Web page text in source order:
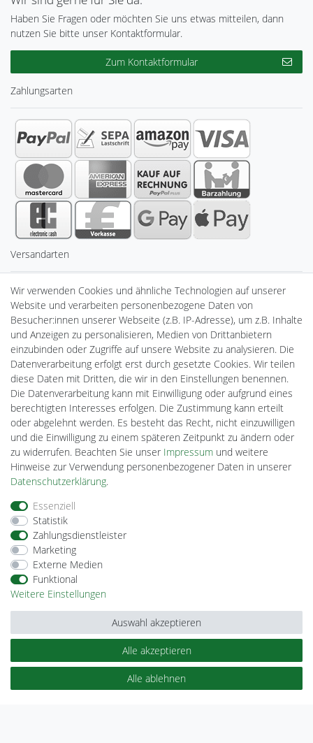
Haben Sie Fragen oder möchten Sie uns etwas mitteilen, dann
nutzen Sie bitte unser Kontaktformular.
Zum Kontaktformular
Zahlungsarten
Versandarten
Sicherheit
Powered by
Plentino-Shop
gAGaLamp
Drohnenstore24
Batteriespeicher
PlentiSolar
Gebrauchtlicht
Ledkauf
DEYESOLAR
Lightech Connect
CardanLight Europe
FORTIMO LEDs
Cardanlight-Shop
Wallbox24
Impressum Daten­schutz­erklärung AGB
Wir verwenden Cookies und ähnliche Technologien auf unserer
Website und verarbeiten personenbezogene Daten von
Besucher:innen unserer Webseite (z.B. IP-Adresse), um z.B. Inhalte
und Anzeigen zu personalisieren, Medien von Drittanbietern
einzubinden oder Zugriffe auf unsere Website zu analysieren. Die
Datenverarbeitung erfolgt erst durch gesetzte Cookies. Wir teilen
diese Daten mit Dritten, die wir in den Einstellungen benennen.
Die Datenverarbeitung kann mit Einwilligung oder aufgrund eines
berechtigten Interesses erfolgen. Die Zustimmung kann erteilt
oder abgelehnt werden. Es besteht das Recht, nicht einzuwilligen
und die Einwilligung zu einem späteren Zeitpunkt zu ändern oder
zu widerrufen. Beachten Sie unser Impressum und weitere
Hinweise zur Verwendung personenbezogener Daten in unserer
Daten­schutz­erklärung.
Essenziell
Statistik
Zahlungsdienstleister
Marketing
Externe Medien
Funktional
Weitere Einstellungen
Alle akzeptieren
Alle ablehnen
Auswahl akzeptieren